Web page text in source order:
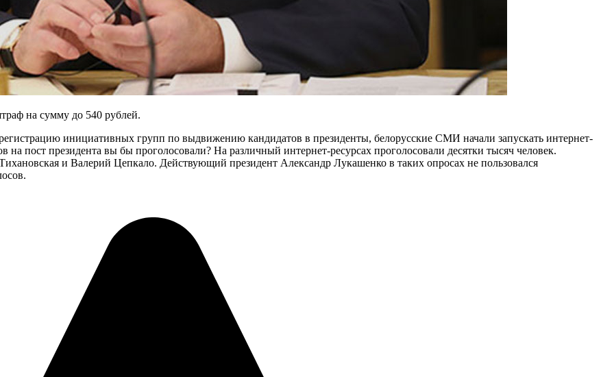
на сумму до 540 рублей.
инициативных групп по выдвижению кандидатов в президенты, белорусские СМИ начали запускать интернет-
на пост президента вы бы проголосовали? На различный интернет-ресурсах проголосовали десятки тысяч человек.
и Валерий Цепкало. Действующий президент Александр Лукашенко в таких опросах не пользовался